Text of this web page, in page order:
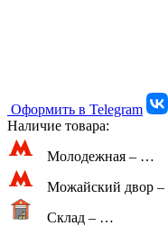
Оформить в Telegram
Наличие товара:
Молодежная – …
Можайский двор –
Склад – …